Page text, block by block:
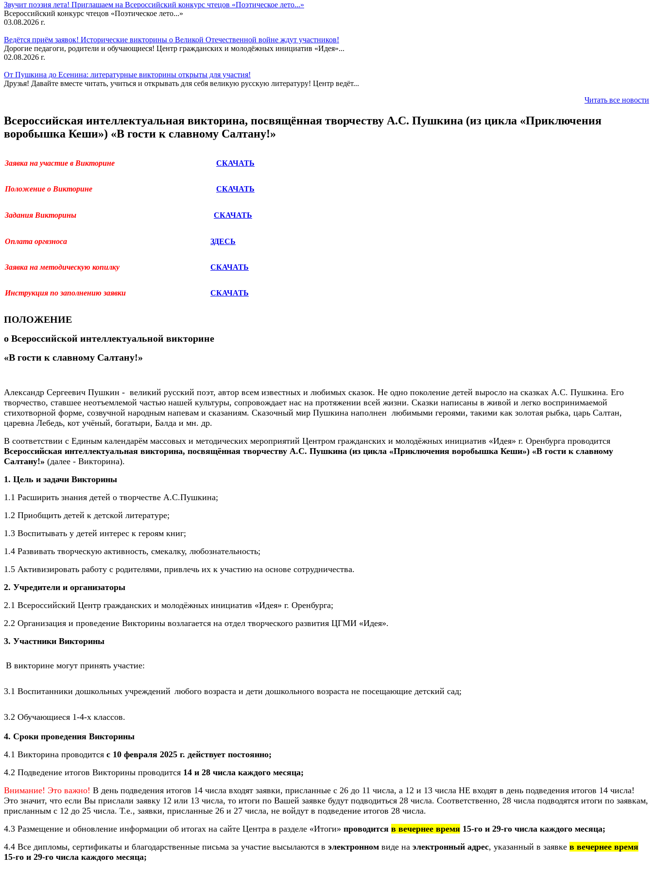
Звучит поэзия лета! Приглашаем на Всероссийский конкурс чтецов «Поэтическое лето...»
Всероссийский конкурс чтецов «Поэтическое лето...»
03.08.2026 г.
Ведётся приём заявок! Исторические викторины о Великой Отечественной войне ждут участников!
Дорогие педагоги, родители и обучающиеся! Центр гражданских и молодёжных инициатив «Идея»...
02.08.2026 г.
От Пушкина до Есенина: литературные викторины открыты для участия!
Друзья! Давайте вместе читать, учиться и открывать для себя великую русскую литературу! Центр ведёт...
Читать все новости
Всероссийская интеллектуальная викторина, посвящённая творчеству А.С. Пушкина (из цикла «Приключения
воробышка Кеши») «В гости к славному Салтану!»
Заявка на участие в Викторине СКАЧАТЬ
Положение о Викторине СКАЧАТЬ
Задания Викторины СКАЧАТЬ
Оплата оргвзноса ЗДЕСЬ
Заявка на методическую копилку СКАЧАТЬ
Инструкция по заполнению заявки СКАЧАТЬ
ПОЛОЖЕНИЕ
о Всероссийской интеллектуальной викторине
«В гости к славному Салтану!»
Александр Сергеевич Пушкин - великий русский поэт, автор всем известных и любимых сказок. Не одно поколение детей выросло на сказках А.С. Пушкина. Его
творчество, ставшее неотъемлемой частью нашей культуры, сопровождает нас на протяжении всей жизни. Сказки написаны в живой и легко воспринимаемой
стихотворной форме, созвучной народным напевам и сказаниям. Сказочный мир Пушкина наполнен любимыми героями, такими как золотая рыбка, царь Салтан,
царевна Лебедь, кот учёный, богатыри, Балда и мн. др.
В соответствии с Единым календарём массовых и методических мероприятий Центром гражданских и молодёжных инициатив «Идея» г. Оренбурга проводится
Всероссийская интеллектуальная викторина, посвящённая творчеству А.С. Пушкина (из цикла «Приключения воробышка Кеши») «В гости к славному
Салтану!» (далее - Викторина).
1. Цель и задачи Викторины
1.1 Расширить знания детей о творчестве А.С.Пушкина;
1.2 Приобщить детей к детской литературе;
1.3 Воспитывать у детей интерес к героям книг;
1.4 Развивать творческую активность, смекалку, любознательность;
1.5 Активизировать работу с родителями, привлечь их к участию на основе сотрудничества.
2. Учредители и организаторы
2.1 Всероссийский Центр гражданских и молодёжных инициатив «Идея» г. Оренбурга;
2.2 Организация и проведение Викторины возлагается на отдел творческого развития ЦГМИ «Идея».
3. Участники Викторины
В викторине могут принять участие:
3.1 Воспитанники дошкольных учреждений любого возраста и дети дошкольного возраста не посещающие детский сад;
3.2 Обучающиеся 1-4-х классов.
4. Сроки проведения Викторины
4.1 Викторина проводится с 10 февраля 2025 г. действует постоянно;
4.2 Подведение итогов Викторины проводится 14 и 28 числа каждого месяца;
Внимание! Это важно! В день подведения итогов 14 числа входят заявки, присланные с 26 до 11 числа, а 12 и 13 числа НЕ входят в день подведения итогов 14 числа!
Это значит, что если Вы прислали заявку 12 или 13 числа, то итоги по Вашей заявке будут подводиться 28 числа. Соответственно, 28 числа подводятся итоги по заявкам,
присланным с 12 до 25 числа. Т.е., заявки, присланные 26 и 27 числа, не войдут в подведение итогов 28 числа.
4.3 Размещение и обновление информации об итогах на сайте Центра в разделе «Итоги» проводится в вечернее время 15-го и 29-го числа каждого месяца;
4.4 Все дипломы, сертификаты и благодарственные письма за участие высылаются в электронном виде на электронный адрес, указанный в заявке в вечернее время
15-го и 29-го числа каждого месяца;